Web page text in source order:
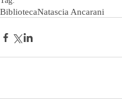
BibliotecaNatascia Ancarani